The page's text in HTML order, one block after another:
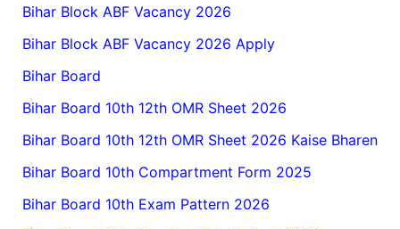
Bihar Block ABF Vacancy 2026
Bihar Block ABF Vacancy 2026 Apply
Bihar Board
Bihar Board 10th 12th OMR Sheet 2026
Bihar Board 10th 12th OMR Sheet 2026 Kaise Bharen
Bihar Board 10th Compartment Form 2025
Bihar Board 10th Exam Pattern 2026